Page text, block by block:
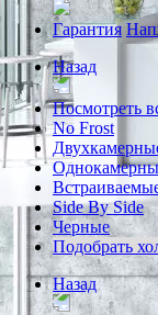
Гарантия
Назад
Посмотреть
No Frost
Side By Side
Черные
Подобрать
Назад